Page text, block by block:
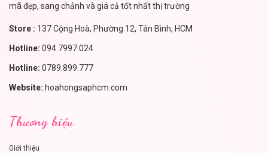
mã đẹp, sang chảnh và giá cả tốt nhất thị trường
Store : 137 Cộng Hoà, Phường 12, Tân Bình, HCM
Hotline: 094.7997.024
Hotline: 0789.899.777
Website: hoahongsaphcm.com
Thương hiệu
Giới thiệu